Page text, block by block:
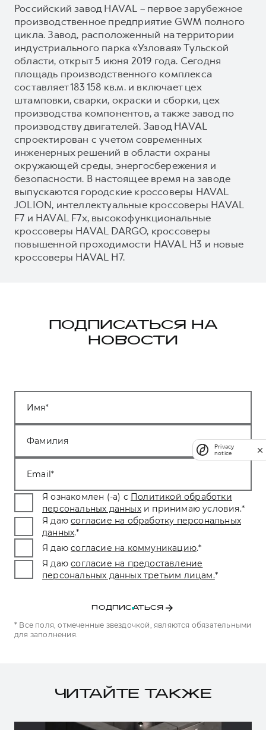
Российский завод HAVAL – первое зарубежное
производственное предприятие GWM полного
цикла. Завод, расположенный на территории
индустриального парка «Узловая» Тульской
области, открыт 5 июня 2019 года. Сегодня
площадь производственного комплекса
составляет 183 158 кв.м. и включает цех
штамповки, сварки, окраски и сборки, цех
производства компонентов, а также завод по
производству двигателей. Завод HAVAL
спроектирован с учетом современных
инженерных решений в области охраны
окружающей среды, энергосбережения и
безопасности. В настоящее время на заводе
выпускаются городские кроссоверы HAVAL
JOLION, интеллектуальные кроссоверы HAVAL
F7 и HAVAL F7x, высокофункциональные
кроссоверы HAVAL DARGO, кроссоверы
повышенной проходимости HAVAL H3 и новые
кроссоверы HAVAL H7.
ПОДПИСАТЬСЯ НА
НОВОСТИ
Имя
Фамилия
Email
Я ознакомлен (-а) с Политикой обработки
персональных данных и принимаю условия.*
Я даю согласие на обработку персональных
данных.*
Я даю согласие на коммуникацию.*
Я даю согласие на предоставление
персональных данных третьим лицам.*
ПОДПИСАТЬСЯ
* Все поля, отмеченные звездочкой, являются обязательными
для заполнения.
ЧИТАЙТЕ ТАКЖЕ
Privacy
notice